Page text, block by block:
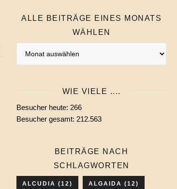
ALLE BEITRÄGE EINES MONATS
WÄHLEN
wählen
WIE VIELE ....
Besucher heute: 266
Besucher gesamt: 212.563
BEITRÄGE NACH
SCHLAGWORTEN
ALCUDIA (12) ALGAIDA (12)